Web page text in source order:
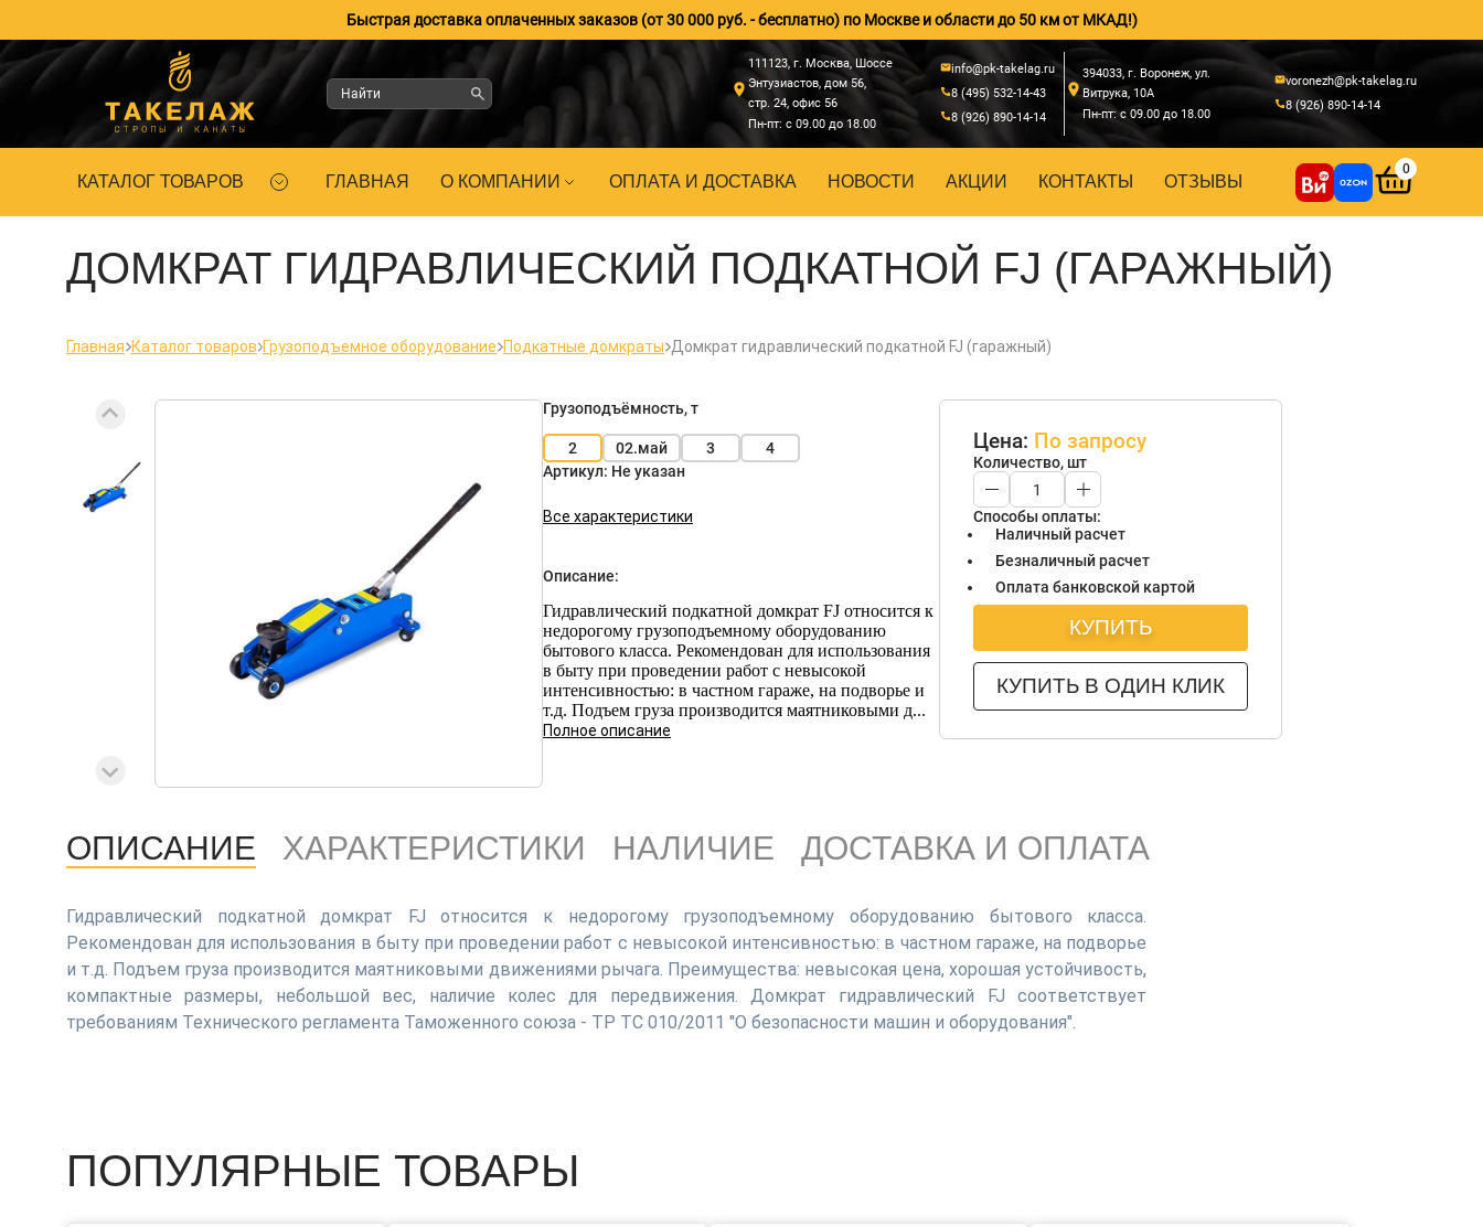
Быстрая доставка оплаченных заказов (от 30 000 руб. - бесплатно) по Москве и области до 50 км от МКАД!)
111123, г. Москва, Шоссе
Энтузиастов, дом 56,
стр. 24, офис 56
Пн-пт: с 09.00 до 18.00
info@pk-takelag.ru
8 (495) 532-14-43
8 (926) 890-14-14
394033, г. Воронеж, ул.
Витрука, 10А
Пн-пт: с 09.00 до 18.00
voronezh@pk-takelag.ru
8 (926) 890-14-14
КАТАЛОГ ТОВАРОВ ГЛАВНАЯ О КОМПАНИИ ОПЛАТА И ДОСТАВКА НОВОСТИ АКЦИИ КОНТАКТЫ ОТЗЫВЫ
0
ДОМКРАТ ГИДРАВЛИЧЕСКИЙ ПОДКАТНОЙ FJ (ГАРАЖНЫЙ)
Главная Каталог товаров Грузоподъемное оборудование Подкатные домкраты Домкрат гидравлический подкатной FJ (гаражный)
Грузоподъёмность, т
2 02.май 3
4
Артикул: Не указан
Все характеристики
Описание:
Гидравлический подкатной домкрат FJ относится к
недорогому грузоподъемному оборудованию
бытового класса. Рекомендован для использования
в быту при проведении работ с невысокой
интенсивностью: в частном гараже, на подворье и
т.д. Подъем груза производится маятниковыми д...
Полное описание
Цена: По запросу
Количество, шт
Способы оплаты:
Наличный расчет
Безналичный расчет
Оплата банковской картой
КУПИТЬ
КУПИТЬ В ОДИН КЛИК
ОПИСАНИЕ ХАРАКТЕРИСТИКИ НАЛИЧИЕ ДОСТАВКА И ОПЛАТА
Гидравлический подкатной домкрат FJ относится к недорогому грузоподъемному оборудованию бытового класса.
Рекомендован для использования в быту при проведении работ с невысокой интенсивностью: в частном гараже, на подворье
и т.д. Подъем груза производится маятниковыми движениями рычага. Преимущества: невысокая цена, хорошая устойчивость,
компактные размеры, небольшой вес, наличие колес для передвижения. Домкрат гидравлический FJ соответствует
требованиям Технического регламента Таможенного союза - ТР ТС 010/2011 "О безопасности машин и оборудования".
ПОПУЛЯРНЫЕ ТОВАРЫ